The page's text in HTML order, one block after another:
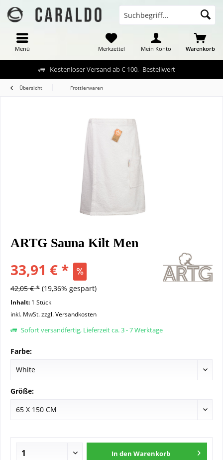
Kostenloser Versand ab € 100,- Bestellwert
Menü Warenkorb
Merkzettel Mein Konto
Übersicht Frottierwaren
ARTG Sauna Kilt Men
33,91 € *
42,05 € * (19,36% gespart)
Inhalt: 1 Stück
inkl. MwSt.zzgl. Versandkosten
Sofort versandfertig, Lieferzeit ca. 3 - 7 Werktage
Farbe:
Größe:
In den Warenkorb